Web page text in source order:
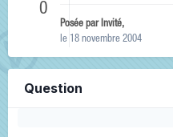
0
Posée par Invité,
le 18 novembre 2004
Question